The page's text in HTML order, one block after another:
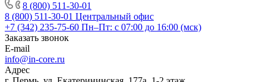
8 (800) 511-30-01
8 (800) 511-30-01 Центральный офис
+7 (342) 235-75-60 Пн–Пт: с 07:00 до 16:00 (мск)
Заказать звонок
E-mail
info@in-core.ru
Адрес